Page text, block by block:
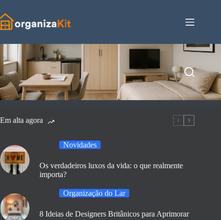
para
o
conteúdo
Em alta agora
Novidades
Os verdadeiros luxos da vida: o que realmente
importa?
Organização do Lar
8 Ideias de Designers Britânicos para Aprimorar